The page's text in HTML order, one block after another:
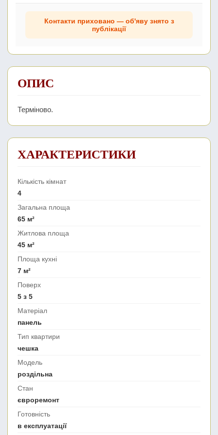
Контакти приховано — об'яву знято з
публікації
ОПИС
Терміново.
ХАРАКТЕРИСТИКИ
Кількість кімнат
4
Загальна площа
65 м²
Житлова площа
45 м²
Площа кухні
7 м²
Поверх
5 з 5
Матеріал
панель
Тип квартири
чешка
Модель
роздільна
Стан
євроремонт
Готовність
в експлуатації